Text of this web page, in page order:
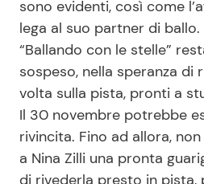
sono evidenti, così come
lega al suo partner di
“Ballando con le stelle”
sospeso, nella speranza di
volta sulla pista, pronti a
Il 30 novembre potrebbe
rivincita. Fino ad allora,
a Nina Zilli una pronta
di rivederla presto in